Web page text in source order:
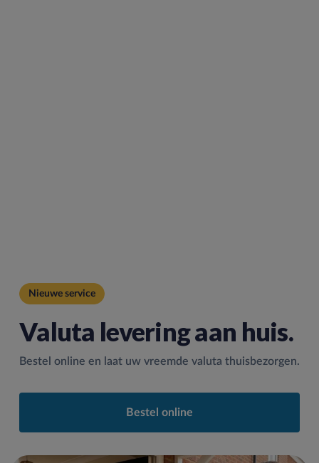
Nieuwe service
Valuta levering aan huis.
Bestel online en laat uw vreemde valuta thuisbezorgen.
Bestel online